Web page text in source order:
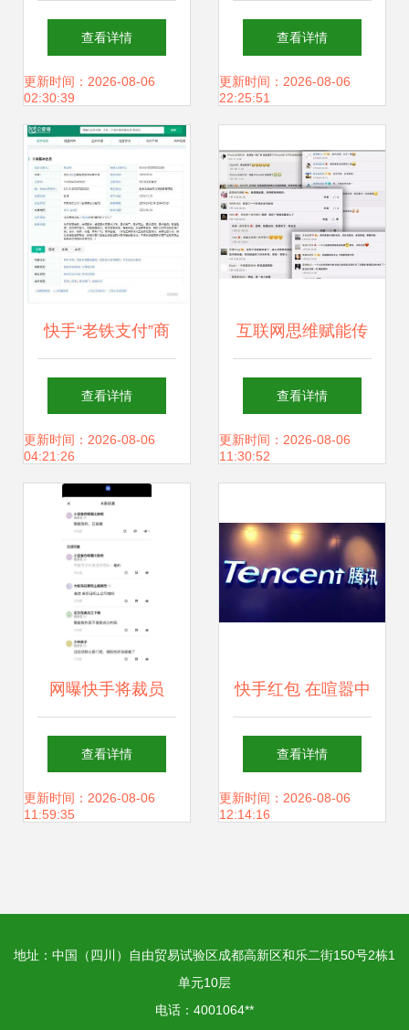
营销案例分享及点
评——快手互联带
货与社交裂变玩法
的沉浸式体验
查看详情
更新时间：2026-08-06
02:30:39
半年果蔬订单量激
增49%，产业带溯
销路
查看详情
更新时间：2026-08-06
22:25:51
快手“老铁支付”商
标注册完成，支付
领域布局再进一步
查看详情
更新时间：2026-08-06
04:21:26
互联网思维赋能传
统挂面 濒危面厂逆
袭，快手助力年营
查看详情
更新时间：2026-08-06
11:30:52
网曝快手将裁员
30%，凛冬已至？
透视互联网行业的
查看详情
更新时间：2026-08-06
11:59:35
快手红包 在喧嚣中
突围，以真实与温
度连接你我
查看详情
更新时间：2026-08-06
12:14:16
地址：中国（四川）自由贸易试验区成都高新区和乐二街150号2栋1
单元10层
电话：4001064**